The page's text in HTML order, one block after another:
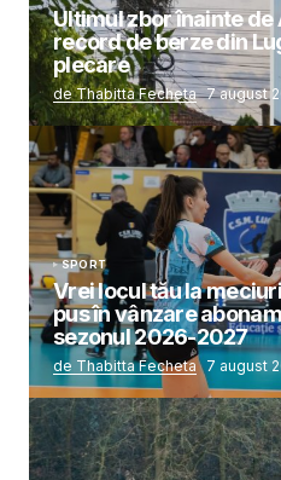
Ultimul zbor înainte de
record de berze din
plecare
de Thabitta Fecheta 7 august
SPORT
Vrei locul tău la
pus în vânzare
sezonul 2026-2027
de Thabitta Fecheta 7 august